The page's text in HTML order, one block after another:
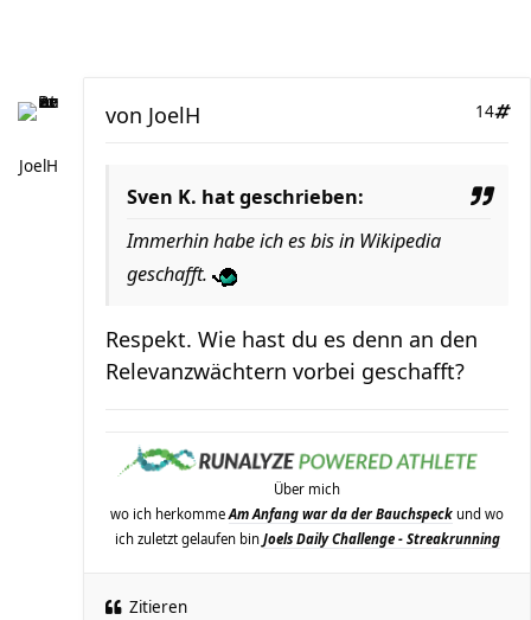
JoelH
14
von JoelH
Sven K. hat geschrieben:
Immerhin habe ich es bis in Wikipedia
geschafft.
Respekt. Wie hast du es denn an den
Relevanzwächtern vorbei geschafft?
Über mich
wo ich herkommeAm Anfang war da der Bauchspeck und wo
ich zuletzt gelaufen bin Joels Daily Challenge - Streakrunning
Zitieren